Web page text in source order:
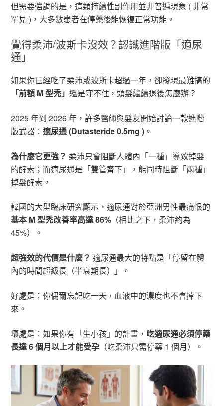
但需要強調的是，這類持續性副作用並非普遍現象 ( 非常
罕見 )，大多數患者在停藥後能恢復正常功能。
覺得柔沛/波斯卡沒效？認識進階版「適尿
通」
如果你已經吃了柔沛或波斯卡超過一年，卻發現最難搞的
「前額 M 型禿」還是守不住，頭髮繼續退後怎麼辦？
2025 年到 2026 年，許多醫師與髮友開始討論一款進階
版武器：適尿通 (Dutasteride 0.5mg ) 。
為什麼它更強？ 柔沛只會阻斷人體內「一種」導致掉髮
的酵素；而適尿通是「雙管齊下」，能同時阻斷「兩種」
掉髮酵素。
韓國的大型臨床研究顯示，適尿通對於亞洲男性最痛恨的
基本 M 型禿改善率高達 86% （相比之下，柔沛約為
45%）。
超強效的代價是什麼？ 適尿通最大的特點是「停留在體
內的時間超級長（半衰期長）」。
好處是：你偶爾忘記吃一天，血液中的濃度也不會掉下
來。
壞處是：如果你有「生小孩」的計畫， 吃適尿通必須停藥
長達 6 個月以上才能受孕 （吃柔沛只需停藥 1 個月）。